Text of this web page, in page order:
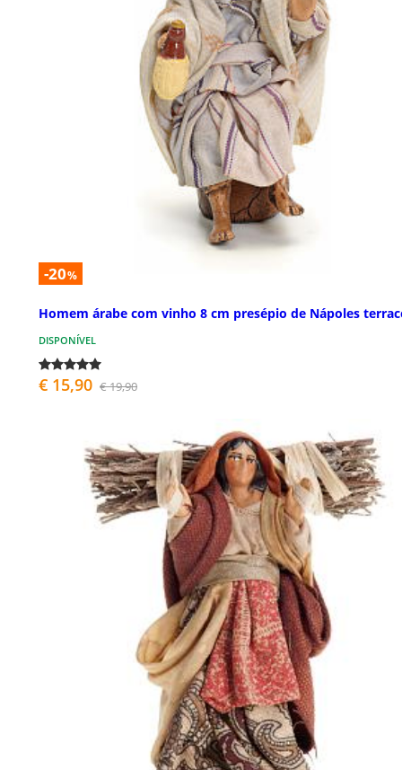
-20%
Homem árabe com vinho 8 cm presépio de Nápoles
DISPONÍVEL
€ 15,90 € 19,90